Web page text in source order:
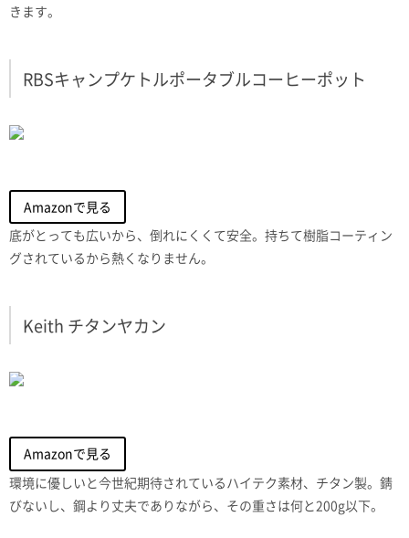
きます。
RBSキャンプケトルポータブルコーヒーポット
Amazonで見る
底がとっても広いから、倒れにくくて安全。持ちて樹脂コーティン
グされているから熱くなりません。
Keith チタンヤカン
Amazonで見る
環境に優しいと今世紀期待されているハイテク素材、チタン製。錆
びないし、鋼より丈夫でありながら、その重さは何と200g以下。